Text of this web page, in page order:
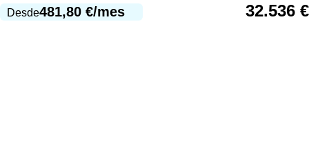
Desde481,80 €/mes 32.536 €